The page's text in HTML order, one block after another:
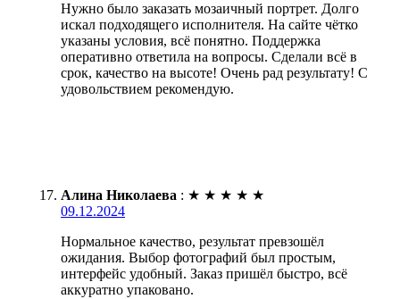
Нужно было заказать мозаичный портрет. Долго
искал подходящего исполнителя. На сайте чётко
указаны условия, всё понятно. Поддержка
оперативно ответила на вопросы. Сделали всё в
срок, качество на высоте! Очень рад результату! С
удовольствием рекомендую.
Алина Николаева : ★ ★ ★ ★ ★
09.12.2024
Нормальное качество, результат превзошёл
ожидания. Выбор фотографий был простым,
интерфейс удобный. Заказ пришёл быстро, всё
аккуратно упаковано.